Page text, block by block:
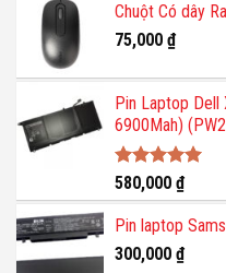
Chuột Có dây
75,000 ₫
Pin Laptop
6900Mah)
Được xếp
hạng5.00
5 sao
580,000 ₫
Pin laptop
300,000 ₫